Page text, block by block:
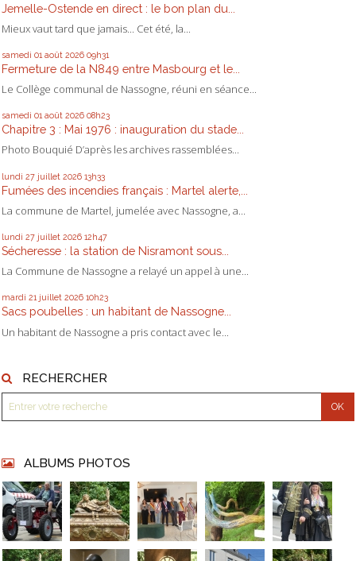
Jemelle-Ostende en direct : le bon plan du...
Mieux vaut tard que jamais... Cet été, la...
samedi 01 août 2026 09h31
Fermeture de la N849 entre Masbourg et le...
Le Collège communal de Nassogne, réuni en séance...
samedi 01 août 2026 08h23
Chapitre 3 : Mai 1976 : inauguration du stade...
Photo Bouquié D’après les archives rassemblées...
lundi 27 juillet 2026 13h33
Fumées des incendies français : Martel alerte,...
La commune de Martel, jumelée avec Nassogne, a...
lundi 27 juillet 2026 12h47
Sécheresse : la station de Nisramont sous...
La Commune de Nassogne a relayé un appel à une...
mardi 21 juillet 2026 10h23
Sacs poubelles : un habitant de Nassogne...
Un habitant de Nassogne a pris contact avec le...
RECHERCHER
ALBUMS PHOTOS